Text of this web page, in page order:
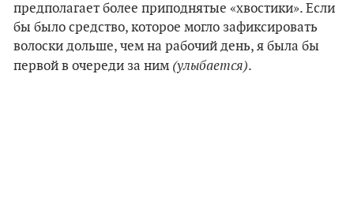
предполагает более приподнятые «хвостики». Если
бы было средство, которое могло зафиксировать
волоски дольше, чем на рабочий день, я была бы
первой в очереди за ним (улыбается).